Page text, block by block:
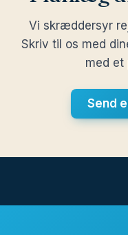
Vi skræddersyr
Skriv til os med
med
Send